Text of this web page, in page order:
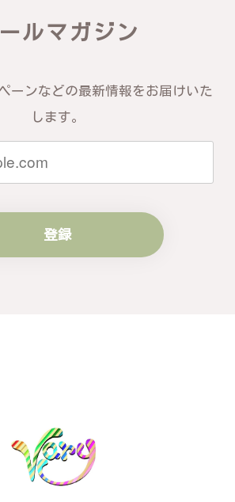
足いただけたこと、そして当店を
ただけたことを大変嬉しく思いま
様にご満足頂けるサービスを心
参りますので、何かございました
うぞよろしくお願い申し上げま
にありがとうございました。お客
満足いただけたこと、大変嬉しく
おります。これからも心を込めた
お届けできるよう努めてまいりま
ルマガジン
ーンなどの最新情報をお届けいた
します。
登録